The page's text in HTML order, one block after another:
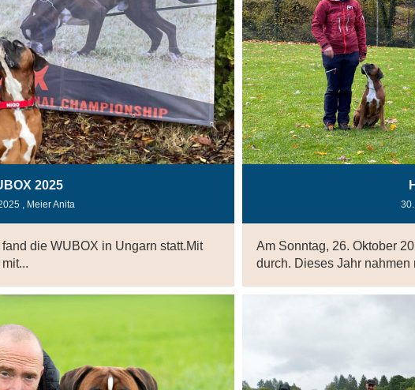
2025
, Meier Anita
die WUBOX in Ungarn statt.Mit
Am Sonntag, 26. Oktober
durch. Dieses Jahr nahmen